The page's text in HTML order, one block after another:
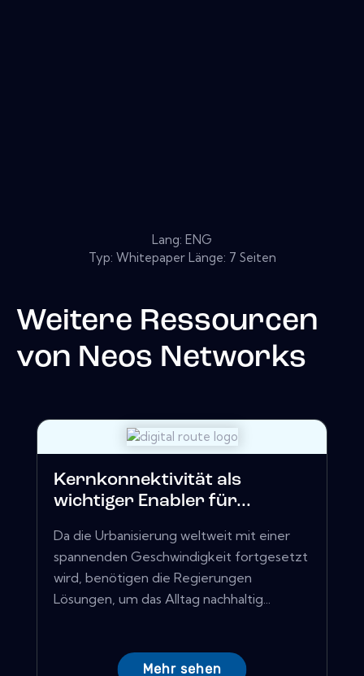
Lang: ENG
Typ: Whitepaper Länge: 7 Seiten
Weitere Ressourcen
von Neos Networks
Kernkonnektivität als
wichtiger Enabler für...
Da die Urbanisierung weltweit mit einer
spannenden Geschwindigkeit fortgesetzt
wird, benötigen die Regierungen
Lösungen, um das Alltag nachhaltig...
Mehr sehen